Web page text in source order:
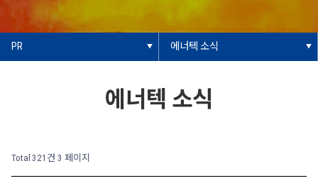
PR 에너텍 소식
에너텍 소식
Total 321건 3 페이지